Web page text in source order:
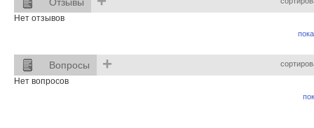
Нет отзывов
Вопросы +
Нет вопросов